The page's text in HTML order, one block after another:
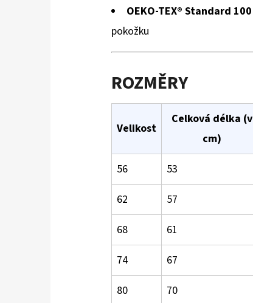
OEKO-TEX® Standard 100
pokožku
ROZMĚRY
Velikost
Celková délka (v
cm)
56
53
62
57
68
61
74
67
80
70